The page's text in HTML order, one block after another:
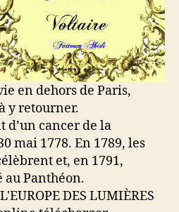
en dehors de Paris,
y retourner.
cancer de la
mai 1778. En 1789, les
et, en 1791,
Panthéon.